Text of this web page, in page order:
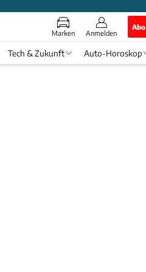
Marken Anmelden
Abo
Tech & Zukunft Auto-Horoskop